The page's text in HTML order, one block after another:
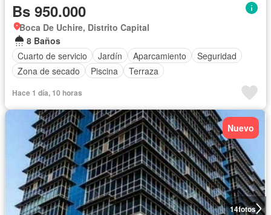
Bs 950.000
Boca De Uchire, Distrito Capital
8 Baños
Cuarto de servicio
Jardín Aparcamiento
Seguridad
Zona de secado
Piscina Terraza
Hace 1 día, 10 horas
14fotos
Nuevo